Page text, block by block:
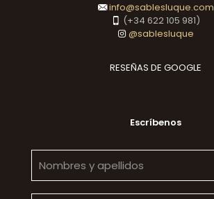
info@sablesluque.com
(+34 622 105 981)
@sablesluque
RESEÑAS DE GOOGLE
Escríbenos